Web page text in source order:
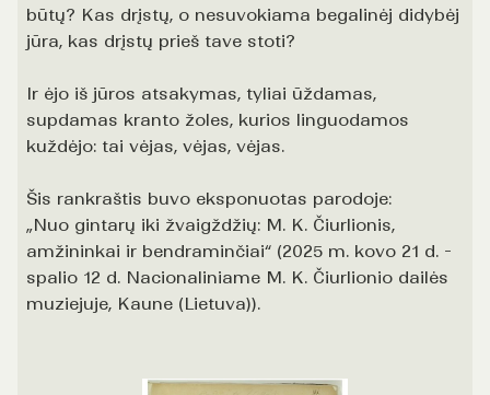
būtų? Kas drįstų, o nesuvokiama begalinėj didybėj
jūra, kas drįstų prieš tave stoti?
Ir ėjo iš jūros atsakymas, tyliai ūždamas,
supdamas kranto žoles, kurios linguodamos
kuždėjo: tai vėjas, vėjas, vėjas.
Šis rankraštis buvo eksponuotas parodoje:
„Nuo gintarų iki žvaigždžių: M. K. Čiurlionis,
amžininkai ir bendraminčiai“ (2025 m. kovo 21 d. -
spalio 12 d. Nacionaliniame M. K. Čiurlionio dailės
muziejuje, Kaune (Lietuva)).